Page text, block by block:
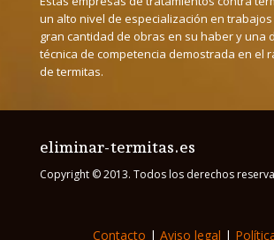
un alto nivel de especialización en
gran cantidad de obras en su haber y una
técnica de competencia demostrada en el
de termitas.
eliminar-termitas.es
Copyright © 2013. Todos los derechos
Contacto |Aviso legal |